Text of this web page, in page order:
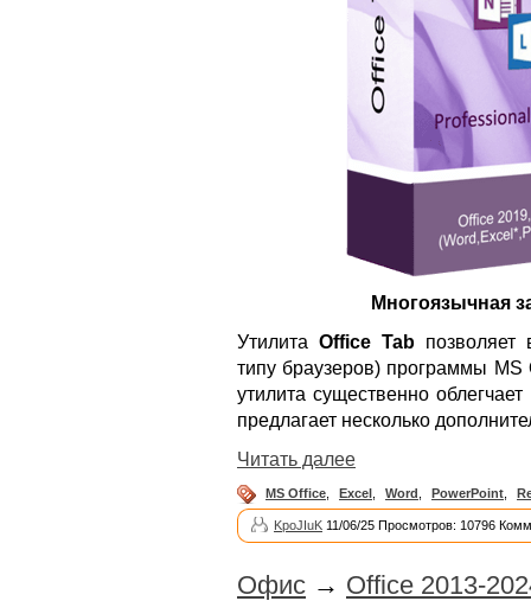
Многоязычная
Утилита Office Tab позволяет
типу браузеров) программы MS
утилита существенно
предлагает несколько
Читать далее
MS Office Excel Word PowerPoint
KpoJIuK 11/06/25 Просмотров: 10796
Офис → Office 2013-